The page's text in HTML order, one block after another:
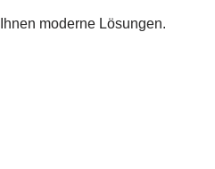
moderne Lösungen.